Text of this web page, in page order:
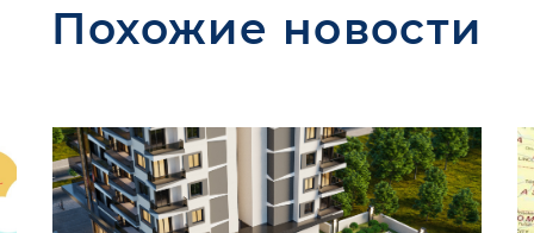
Похожие новости